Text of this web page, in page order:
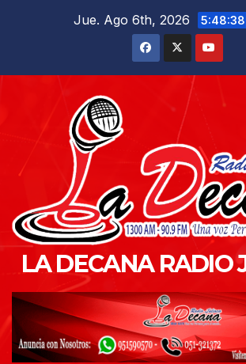
Jue. Ago 6th, 2026 5:48:39
LA DECANA RADIO